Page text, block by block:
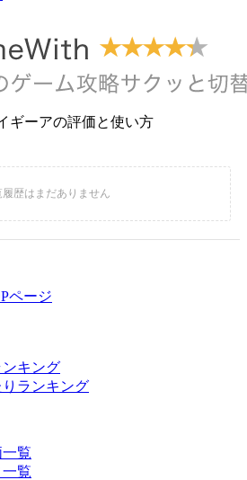
ギーアの評価と使い方
ページ
キング
ランキング
覧
覧